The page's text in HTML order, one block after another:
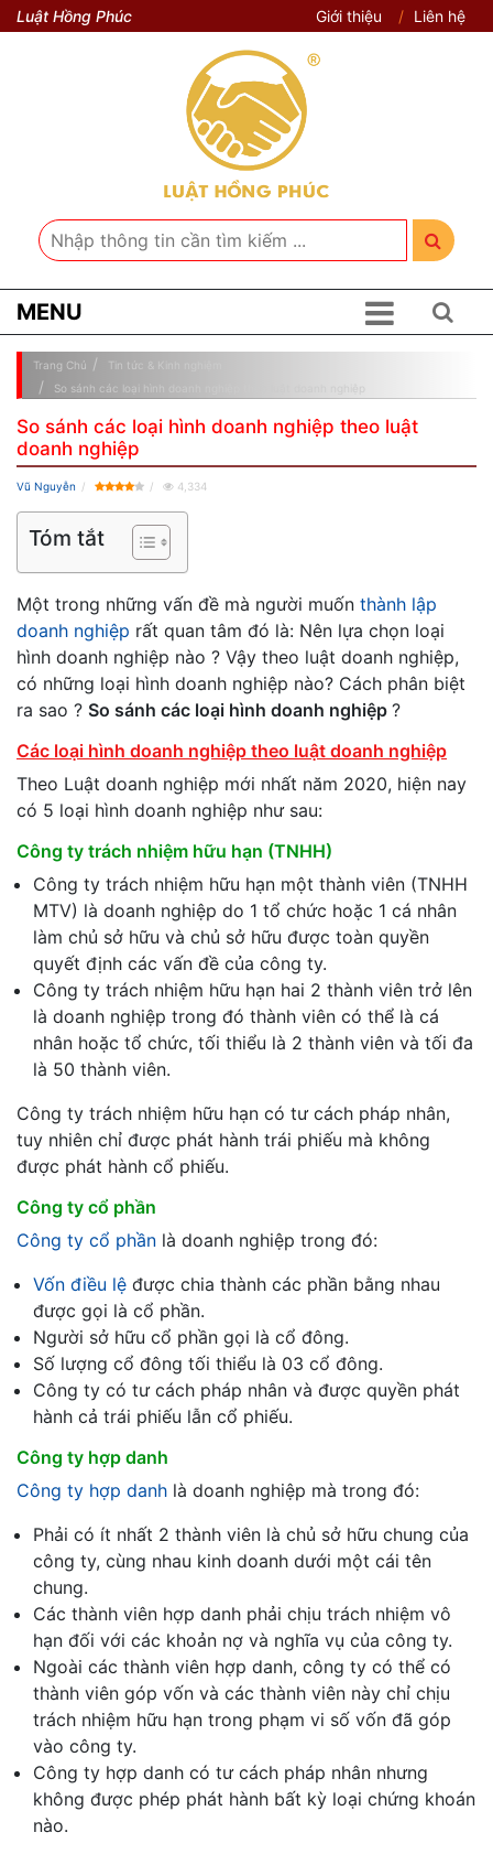
Luật Hồng Phúc Giới thiệu Liên hệ
MENU
Trang Chủ
Tin tức & Kinh nghiệm
So sánh các loại hình doanh nghiệp theo luật doanh nghiệp
So sánh các loại hình doanh nghiệp theo luật
doanh nghiệp
Vũ Nguyễn 4,334
Tóm tắt
Một trong những vấn đề mà người muốn thành lập
doanh nghiệp rất quan tâm đó là: Nên lựa chọn loại
hình doanh nghiệp nào ? Vậy theo luật doanh nghiệp,
có những loại hình doanh nghiệp nào? Cách phân biệt
ra sao ? So sánh các loại hình doanh nghiệp ?
Các loại hình doanh nghiệp theo luật doanh nghiệp
Theo Luật doanh nghiệp mới nhất năm 2020, hiện nay
có 5 loại hình doanh nghiệp như sau:
Công ty trách nhiệm hữu hạn (TNHH)
Công ty trách nhiệm hữu hạn một thành viên (TNHH
MTV) là doanh nghiệp do 1 tổ chức hoặc 1 cá nhân
làm chủ sở hữu và chủ sở hữu được toàn quyền
quyết định các vấn đề của công ty.
Công ty trách nhiệm hữu hạn hai 2 thành viên trở lên
là doanh nghiệp trong đó thành viên có thể là cá
nhân hoặc tổ chức, tối thiểu là 2 thành viên và tối đa
là 50 thành viên.
Công ty trách nhiệm hữu hạn có tư cách pháp nhân,
tuy nhiên chỉ được phát hành trái phiếu mà không
được phát hành cổ phiếu.
Công ty cổ phần
Công ty cổ phần là doanh nghiệp trong đó:
Vốn điều lệ được chia thành các phần bằng nhau
được gọi là cổ phần.
Người sở hữu cổ phần gọi là cổ đông.
Số lượng cổ đông tối thiểu là 03 cổ đông.
Công ty có tư cách pháp nhân và được quyền phát
hành cả trái phiếu lẫn cổ phiếu.
Công ty hợp danh
Công ty hợp danh là doanh nghiệp mà trong đó:
Phải có ít nhất 2 thành viên là chủ sở hữu chung của
công ty, cùng nhau kinh doanh dưới một cái tên
chung.
Các thành viên hợp danh phải chịu trách nhiệm vô
hạn đối với các khoản nợ và nghĩa vụ của công ty.
Ngoài các thành viên hợp danh, công ty có thể có
thành viên góp vốn và các thành viên này chỉ chịu
trách nhiệm hữu hạn trong phạm vi số vốn đã góp
vào công ty.
Công ty hợp danh có tư cách pháp nhân nhưng
không được phép phát hành bất kỳ loại chứng khoán
nào.